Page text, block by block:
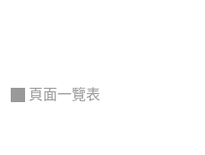
頁面一覽表